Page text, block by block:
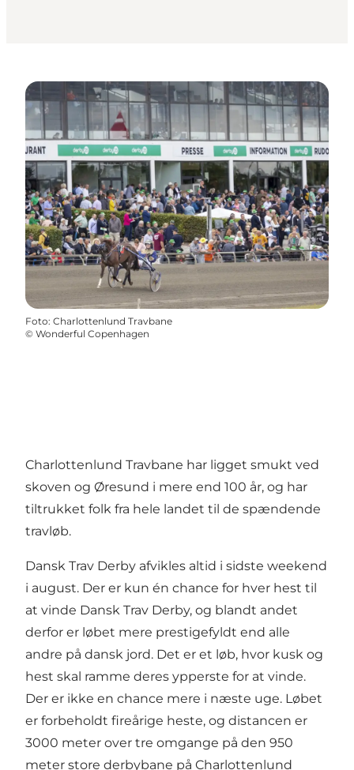
Foto: Charlottenlund Travbane
© Wonderful Copenhagen
Charlottenlund Travbane har ligget smukt ved
skoven og Øresund i mere end 100 år, og har
tiltrukket folk fra hele landet til de spændende
travløb.
Dansk Trav Derby afvikles altid i sidste weekend
i august. Der er kun én chance for hver hest til
at vinde Dansk Trav Derby, og blandt andet
derfor er løbet mere prestigefyldt end alle
andre på dansk jord. Det er et løb, hvor kusk og
hest skal ramme deres ypperste for at vinde.
Der er ikke en chance mere i næste uge. Løbet
er forbeholdt fireårige heste, og distancen er
3000 meter over tre omgange på den 950
meter store derbybane på Charlottenlund